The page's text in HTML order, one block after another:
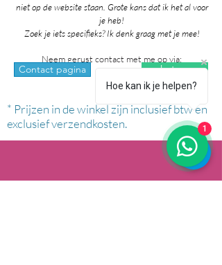
niet op de website staan. Grote kans dat ik het al voor
je heb!
Zoek je iets specifieks? Ik denk graag met je mee!
Neem gerust contact met me op via:
Contact pagina whatsapp
* Prijzen in de winkel zijn inclusief btw en
exclusief verzendkosten.
Hoe kan ik je helpen?
1